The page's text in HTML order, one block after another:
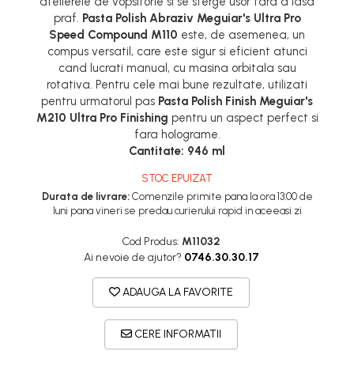
praf. Pasta Polish Abraziv Meguiar's Ultra Pro
Speed Compound M110 este, de asemenea, un
compus versatil, care este sigur si eficient atunci
cand lucrati manual, cu masina orbitala sau
rotativa. Pentru cele mai bune rezultate, utilizati
pentru urmatorul pas Pasta Polish Finish Meguiar's
M210 Ultra Pro Finishing pentru un aspect perfect si
fara holograme.
Cantitate: 946 ml
STOC EPUIZAT
Durata de livrare:Comenzile primite pana la ora 13:00 de
luni pana vineri se predau curierului rapid in aceeasi zi
Cod Produs: M11032
Ai nevoie de ajutor? 0746.30.30.17
ADAUGA LA FAVORITE
CERE INFORMATII